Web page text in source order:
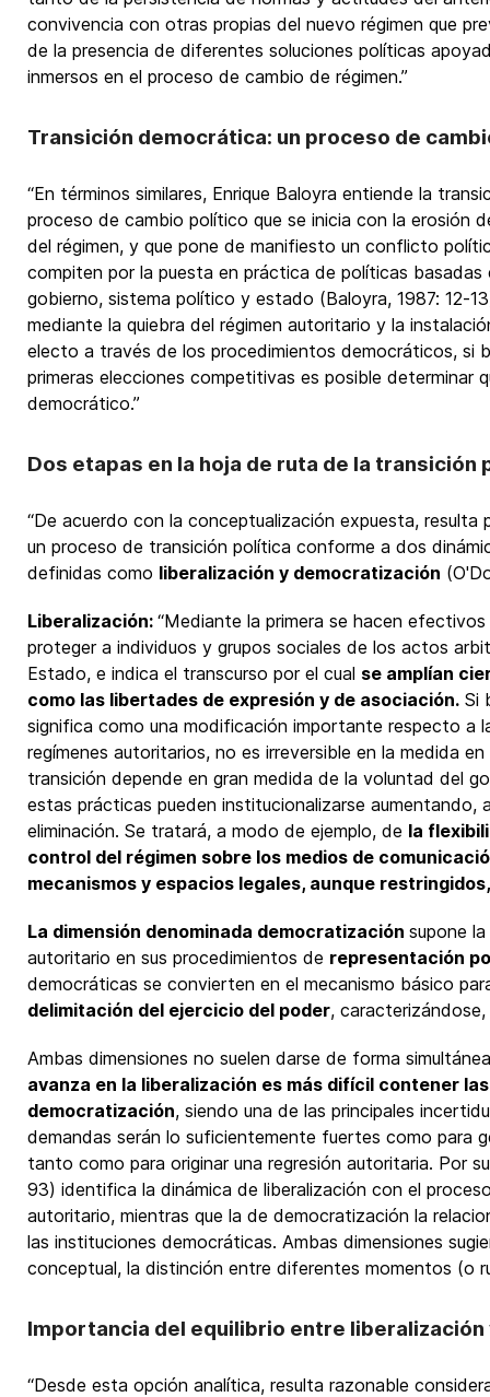
convivencia con otras propias del nuevo régimen que
de la presencia de diferentes soluciones políticas
inmersos en el proceso de cambio de régimen.”
Transición democrática: un proceso de
“En términos similares, Enrique Baloyra entiende la
proceso de cambio político que se inicia con la erosión
del régimen, y que pone de manifiesto un conflicto
compiten por la puesta en práctica de políticas
gobierno, sistema político y estado (Baloyra, 1987: 12-
mediante la quiebra del régimen autoritario y la
electo a través de los procedimientos democráticos, si
primeras elecciones competitivas es posible determinar
democrático.”
Dos etapas en la hoja de ruta de la transición
“De acuerdo con la conceptualización expuesta, resulta
un proceso de transición política conforme a dos
definidas como liberalización y democratización
Liberalización: “Mediante la primera se hacen
proteger a individuos y grupos sociales de los actos
Estado, e indica el transcurso por el cual se amplían
como las libertades de expresión y de asociación. Si
significa como una modificación importante respecto a
regímenes autoritarios, no es irreversible en la medida
transición depende en gran medida de la voluntad del
estas prácticas pueden institucionalizarse aumentando,
eliminación. Se tratará, a modo de ejemplo, de la
control del régimen sobre los medios de
mecanismos y espacios legales, aunque
La dimensión denominada democratización supone
autoritario en sus procedimientos de representación
democráticas se convierten en el mecanismo básico
delimitación del ejercicio del poder,
Ambas dimensiones no suelen darse de forma
avanza en la liberalización es más difícil contener
democratización, siendo una de las principales
demandas serán lo suficientemente fuertes como para
tanto como para originar una regresión autoritaria. Por
93) identifica la dinámica de liberalización con el
autoritario, mientras que la de democratización la
las instituciones democráticas. Ambas dimensiones
conceptual, la distinción entre diferentes momentos (o
Importancia del equilibrio entre
“Desde esta opción analítica, resulta razonable